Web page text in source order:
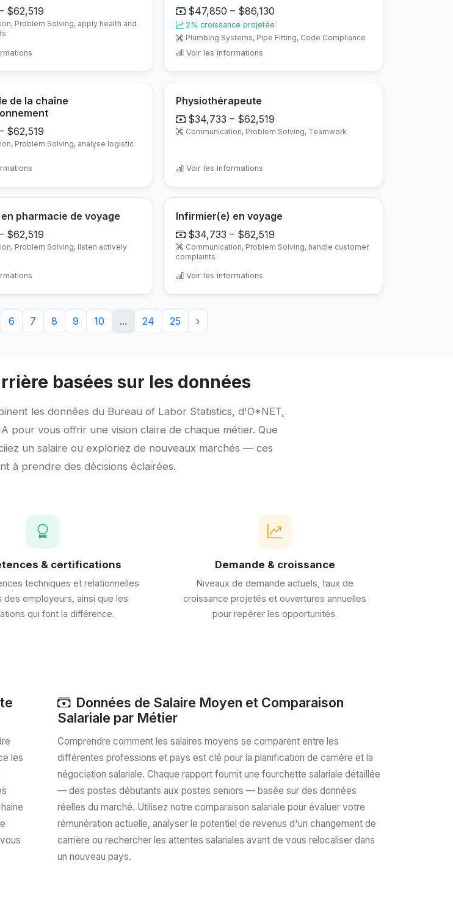
$62,519
Problem Solving, apply health and
$47,850 – $86,130
2% croissance projetée
Plumbing Systems, Pipe Fitting, Code Compliance
Voir les informations
de la chaîne
$62,519
Problem Solving, analyse logistic
Physiothérapeute
$34,733 – $62,519
Communication, Problem Solving, Teamwork
Voir les informations
pharmacie de voyage
$62,519
Problem Solving, listen actively
Infirmier(e) en voyage
$34,733 – $62,519
Communication, Problem Solving, handle customer
complaints
Voir les informations
6 7 8 9 10 ... 24 25 ›
basées sur les données
les données du Bureau of Labor Statistics, d'O*NET,
pour vous offrir une vision claire de chaque métier. Que
un salaire ou exploriez de nouveaux marchés — ces
à prendre des décisions éclairées.
& certifications
techniques et relationnelles
des employeurs, ainsi que les
qui font la différence.
Demande & croissance
Niveaux de demande actuels, taux de
croissance projetés et ouvertures annuelles
pour repérer les opportunités.
les
Données de Salaire Moyen et Comparaison
Salariale par Métier
Comprendre comment les salaires moyens se comparent entre les
différentes professions et pays est clé pour la planification de carrière et la
négociation salariale. Chaque rapport fournit une fourchette salariale détaillée
— des postes débutants aux postes seniors — basée sur des données
réelles du marché. Utilisez notre comparaison salariale pour évaluer votre
rémunération actuelle, analyser le potentiel de revenus d'un changement de
carrière ou rechercher les attentes salariales avant de vous relocaliser dans
un nouveau pays.